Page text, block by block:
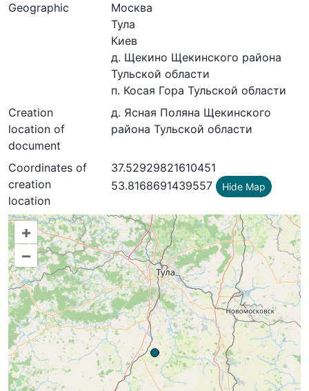
Geographic
Москва
Тула
Киев
д. Щекино Щекинского района
Тульской области
п. Косая Гора Тульской области
Creation
location of
document
д. Ясная Поляна Щекинского
района Тульской области
Coordinates of
creation
location
37.52929821610451
53.8168691439557 Hide Map
+
–